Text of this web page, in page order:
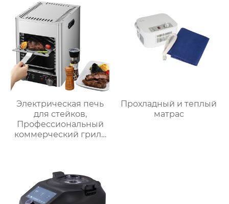
нержавеющей стали,
домашний
пароварочный
аппарат для молока
для подключения к
кухне месье
Электрическая печь
для стейков,
Профессиональный
коммерческий гриль
Постоянная
температура 800℃,
Нержавеющая сталь
Прохладный и теплый
матрас